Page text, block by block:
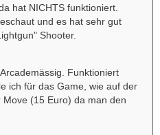
hat NICHTS funktioniert.
und es hat sehr gut
Shooter.
Funktioniert
ich für das Game, wie auf der
(15 Euro) da man den